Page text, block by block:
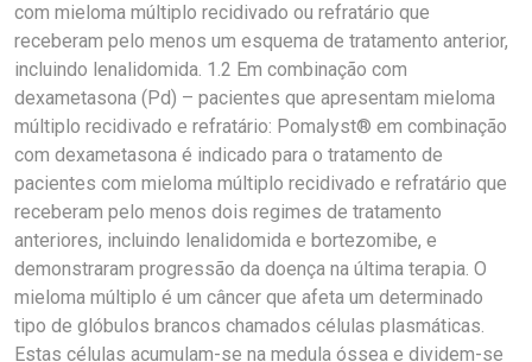
com mieloma múltiplo recidivado ou refratário que
receberam pelo menos um esquema de tratamento anterior,
incluindo lenalidomida. 1.2 Em combinação com
dexametasona (Pd) – pacientes que apresentam mieloma
múltiplo recidivado e refratário: Pomalyst® em combinação
com dexametasona é indicado para o tratamento de
pacientes com mieloma múltiplo recidivado e refratário que
receberam pelo menos dois regimes de tratamento
anteriores, incluindo lenalidomida e bortezomibe, e
demonstraram progressão da doença na última terapia. O
mieloma múltiplo é um câncer que afeta um determinado
tipo de glóbulos brancos chamados células plasmáticas.
Estas células acumulam-se na medula óssea e dividem-se